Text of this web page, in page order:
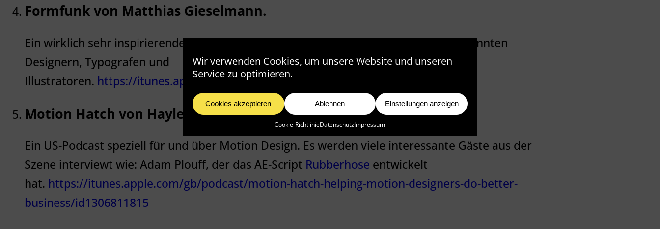
Wir verwenden Cookies, um unsere Website und unseren
Service zu optimieren.
Cookies akzeptieren Ablehnen Einstellungen anzeigen
Cookie-RichtlinieDatenschutzImpressum
Formfunk von Matthias Gieselmann.
Ein wirklich sehr inspirierender Podcast. Interviews mit bekannten und weniger bekannten
Designern, Typografen und
Illustratoren. https://itunes.apple.com/de/podcast/formfunk/id1048486855?mt=2
Motion Hatch von Hayley Akins.
Ein US-Podcast speziell für und über Motion Design. Es werden viele interessante Gäste aus der
Szene interviewt wie: Adam Plouff, der das AE-Script Rubberhose entwickelt
hat. https://itunes.apple.com/gb/podcast/motion-hatch-helping-motion-designers-do-better-
business/id1306811815